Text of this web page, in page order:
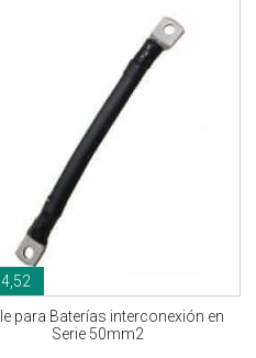
para Baterías interconexión en
Serie 50mm2